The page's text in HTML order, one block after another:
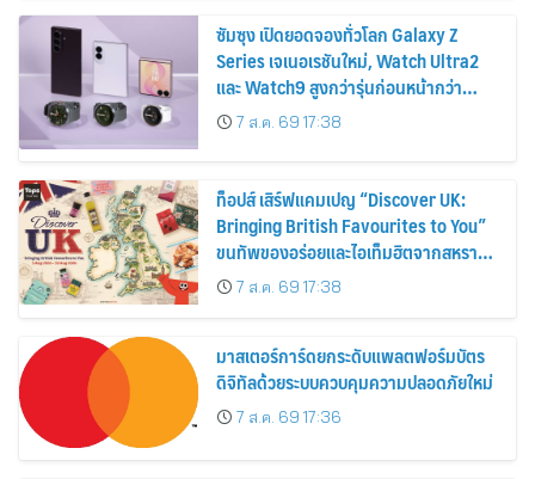
ซัมซุง เปิดยอดจองทั่วโลก Galaxy Z
Series เจเนอเรชันใหม่, Watch Ultra2
และ Watch9 สูงกว่ารุ่นก่อนหน้ากว่า
30%7 ส.ค. 69 17:38
ท็อปส์ เสิร์ฟแคมเปญ “Discover UK:
Bringing British Favourites to You”
ขนทัพของอร่อยและไอเท็มฮิตจากสหราช
อาณาจักร ส่งตรงถึงมือตั้งแต่วันนี้ – 18
สิงหาคมนี้
7 ส.ค. 69 17:38
มาสเตอร์การ์ดยกระดับแพลตฟอร์มบัตร
ดิจิทัลด้วยระบบควบคุมความปลอดภัยใหม่
7 ส.ค. 69 17:36